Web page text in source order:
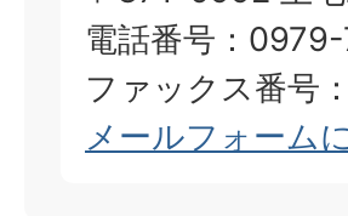
電話番号：
ファックス番号
メールフォーム